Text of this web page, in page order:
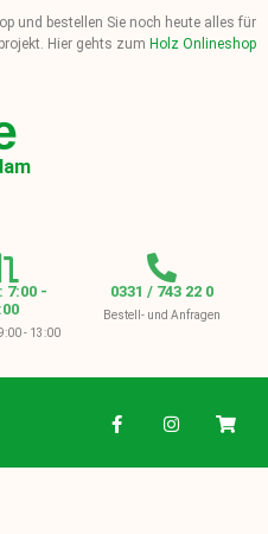
und bestellen Sie noch heute alles für
Hier gehts zum Holz Onlineshop
7:00 -
- 13:00
0331 / 743 22 0
Bestell- und Anfragen